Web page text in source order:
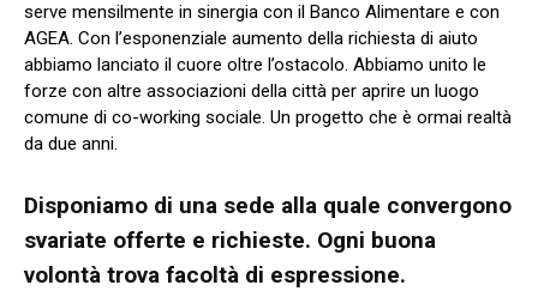
serve mensilmente in sinergia con il Banco Alimentare e con
AGEA. Con l’esponenziale aumento della richiesta di aiuto
abbiamo lanciato il cuore oltre l’ostacolo. Abbiamo unito le
forze con altre associazioni della città per aprire un luogo
comune di co-working sociale. Un progetto che è ormai realtà
da due anni.
Disponiamo di una sede alla quale convergono
svariate offerte e richieste. Ogni buona
volontà trova facoltà di espressione.